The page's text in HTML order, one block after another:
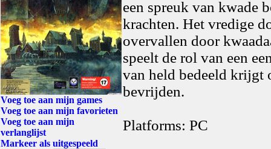
Voeg toe aan mijn games
Voeg toe aan mijn favorieten
Voeg toe aan mijn
verlanglijst
Markeer als uitgespeeld
een spreuk van kwade
krachten. Het vredige
overvallen door
speelt de rol van een
van held bedeeld krijgt
bevrijden.
Platforms: PC